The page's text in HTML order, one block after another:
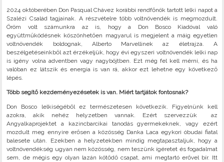
2024 októberében Don Pasqual Chávez korábbi rendfőnök tartott lelki napot a
Szalézi Család tagjainak. A részvételre több voltnövendék is megmozdult.
Öröm volt számunkra az is, hogy a Don Bosco Kiadóval való
együttműködésnek köszönhetően magyarul is megjelent a máig egyetlen
voltnövendék boldognak, Alberto Marvellinek az életrajza. A
beszélgetéseinkből azt érzékeljük, hogy évi egyszeri voltnövendék lelki nap
is igény volna adventben vagy nagyböjtben. Ezt még fel kell mérni, és ha
valóban ez látszik és energia is van rá, akkor ezt lehetne egy következő
lépés.
Több segítő kezdeményezésetek is van. Miért tartjátok fontosnak?
Don Bosco lelkiségéből ez természetesen következik. Figyelnünk kell
azokra, akik nehéz helyzetben vannak. Ezért szervezzük az
Angyalkaprojektet a kazincbarcikai tanodás gyermekeknek, vagy ezért
mozdult meg ennyire erősen a közösség Danka Laca egykori óbudai fiatal
balesete után. Ezekben a helyzetekben mindig megtapasztaljuk, hogy a
voltnövendékség ugyan nem közösség, nem teszünk ígéretet és fogadalmat
sem, de mégis egy olyan lazán kötődő csapat, ami megtartó erővel bír. Itt